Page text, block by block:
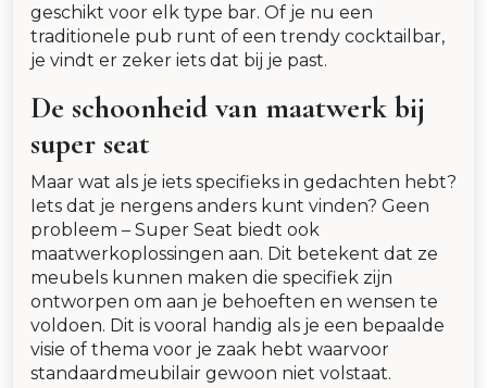
geschikt voor elk type bar. Of je nu een
traditionele pub runt of een trendy cocktailbar,
je vindt er zeker iets dat bij je past.
De schoonheid van maatwerk bij
super seat
Maar wat als je iets specifieks in gedachten hebt?
Iets dat je nergens anders kunt vinden? Geen
probleem – Super Seat biedt ook
maatwerkoplossingen aan. Dit betekent dat ze
meubels kunnen maken die specifiek zijn
ontworpen om aan je behoeften en wensen te
voldoen. Dit is vooral handig als je een bepaalde
visie of thema voor je zaak hebt waarvoor
standaardmeubilair gewoon niet volstaat.